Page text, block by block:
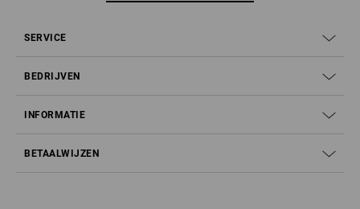
SERVICE
BEDRIJVEN
INFORMATIE
BETAALWIJZEN